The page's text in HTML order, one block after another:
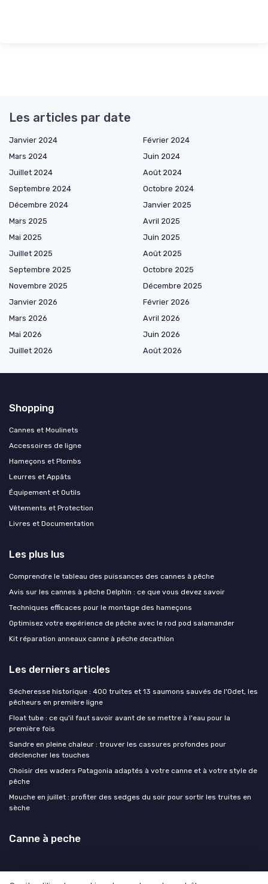
Les articles par date
Janvier 2024
Février 2024
Mars 2024
Juin 2024
Juillet 2024
Août 2024
Septembre 2024
Octobre 2024
Décembre 2024
Janvier 2025
Mars 2025
Avril 2025
Mai 2025
Juin 2025
Juillet 2025
Août 2025
Septembre 2025
Octobre 2025
Novembre 2025
Décembre 2025
Janvier 2026
Février 2026
Mars 2026
Avril 2026
Mai 2026
Juin 2026
Juillet 2026
Août 2026
Shopping
Cannes et Moulinets
Accessoires de ligne
Hameçons et Plombs
Leurres et Appâts
Équipement et Outils
Vêtements et Protection
Livres et Documentation
Les plus lus
Comprendre le tableau des puissances des cannes à pêche
Avis sur les cannes à pêche Delphin : ce que vous devez savoir
Techniques efficaces pour le montage des hameçons
Optimisez votre expérience de pêche avec le rod pod salamander
Kit réparation anneaux canne à pêche decathlon
Les derniers articles
Sécheresse historique : 400 truites et 13 saumons sauvés de l'Odet, les
pêcheurs en première ligne
Float tube : ce qu'il faut savoir avant de se mettre à l'eau pour la
première fois
Sandre en pleine chaleur : trouver les cassures profondes pour
déclencher les touches
Choisir des waders Patagonia adaptés à votre canne et à votre style de
pêche
Mouche en juillet : profiter des sedges du soir pour sortir les truites en
sèche
Canne à peche